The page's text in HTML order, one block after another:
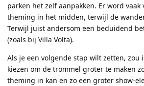
parken het zelf aanpakken. Er word vaak
theming in het midden, terwijl de
Terwijl juist andersom een beduidend
(zoals bij Villa Volta).
Als je een volgende stap wilt zetten, zou
kiezen om de trommel groter te maken
theming in kan en zo een groter show-